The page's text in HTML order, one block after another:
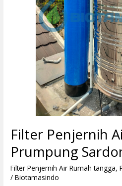
Filter Penjernih
Prumpung
Filter Penjernih Air Rumah tangga,
/Biotamasindo